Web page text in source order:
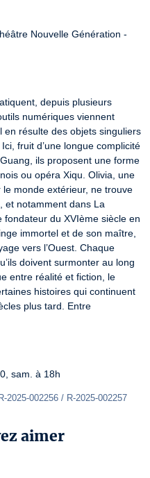
Nouvelle Génération -
depuis plusieurs
numériques viennent
en résulte des objets singuliers
fruit d’une longue complicité
ils proposent une forme
ou opéra Xiqu. Olivia, une
monde extérieur, ne trouve
et notamment dans La
fondateur du XVIème siècle en
immortel et de son maître,
vers l’Ouest. Chaque
doivent surmonter au long
entre réalité et fiction, le
histoires qui continuent
plus tard. Entre
sam. à 18h
2025-002256 / R-2025-002257
aimer